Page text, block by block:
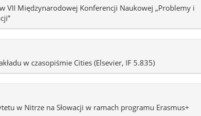
VII Międzynarodowej Konferencji Naukowej „Problemy i
w czasopiśmie Cities (Elsevier, IF 5.835)
w Nitrze na Słowacji w ramach programu Erasmus+